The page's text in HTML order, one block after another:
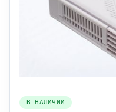
В НАЛИЧИИ